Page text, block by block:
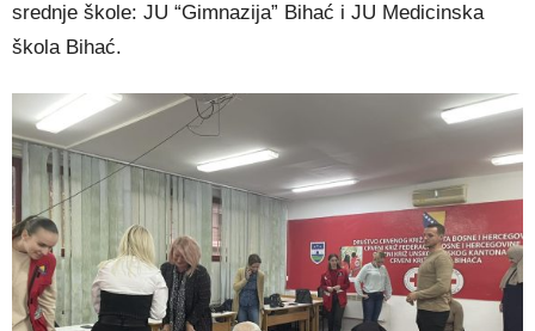
srednje škole: JU “Gimnazija” Bihać i JU Medicinska
škola Bihać.